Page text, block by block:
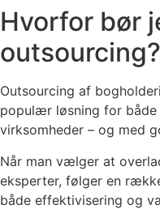
Hvorfor bør
outsourcing?
Outsourcing af
populær løsning for både
virksomheder – og med
Når man vælger at
eksperter, følger en
både effektivisering og